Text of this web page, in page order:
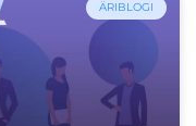
ÄRIBLOGI